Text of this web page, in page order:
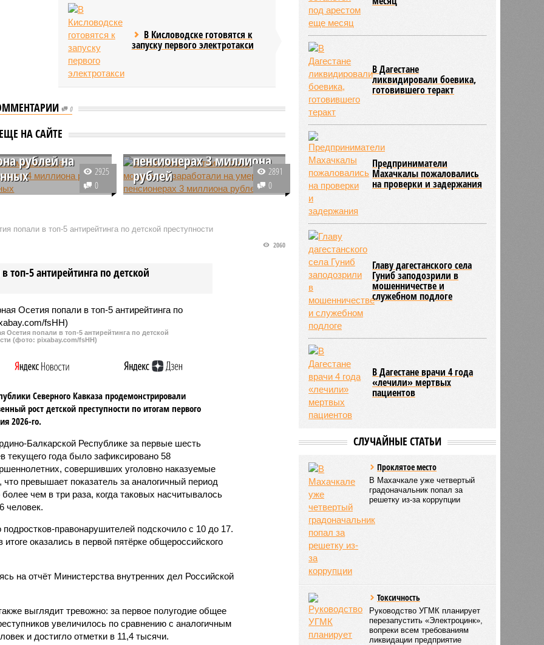
В Кисловодске готовятся к
запуску первого электротакси
0
ЕЩЕ НА САЙТЕмошенница
почти 4
рублей на
комитет
компаний:
получала
2925
0
В Северной Осетии-
Алании мошенники
пенсионерах 3 миллиона
рублей
Полиция Северной Осетии-
Пенсионного фонда 3 миллиона
льготы за умерших пенсионеров.
2891
0
попали в топ-5 антирейтинга по детской преступности
топ-5 антирейтинга по детской
2060
Осетия попали в топ-5 антирейтинга по детской
(фото: pixabay.com/fsHH)
Северного Кавказа продемонстрировали
рост детской преступности по итогам первого
2026-го.
Балкарской Республике за первые шесть
текущего года было зафиксировано 58
совершивших уголовно наказуемые
что превышает показатель за аналогичный период
более чем в три раза, когда таковых насчитывалось
человек.
правонарушителей подскочило с 10 до 17.
оказались в первой пятёрке общероссийского
на отчёт Министерства внутренних дел Российской
выглядит тревожно: за первое полугодие общее
увеличилось по сравнению с аналогичным
и достигло отметки в 11,4 тысячи.
В Дагестане
ликвидировали боевика,
готовившего теракт
Предприниматели
Махачкалы пожаловались
на проверки и задержания
Главу дагестанского села
Гуниб заподозрили в
мошенничестве и
служебном подлоге
В Дагестане врачи 4 года
«лечили» мертвых
пациентов
СЛУЧАЙНЫЕ СТАТЬИ
Прoклятoe место
В Махачкале уже четвертый
градоначальник попал за
решетку из-за коррупции
Токсичность
Руководство УГМК планирует
перезапустить «Электроцинк»,
вопреки всем требованиям
ликвидации предприятие